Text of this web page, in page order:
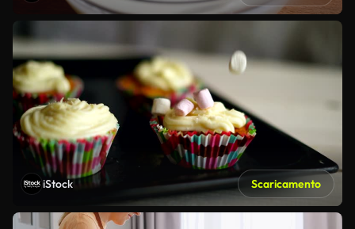
iStock Scaricamento